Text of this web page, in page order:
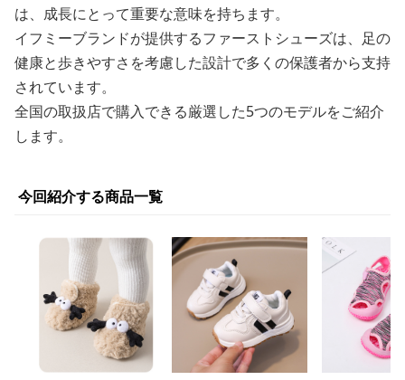
は、成長にとって重要な意味を持ちます。
イフミーブランドが提供するファーストシューズは、足の
健康と歩きやすさを考慮した設計で多くの保護者から支持
されています。
全国の取扱店で購入できる厳選した5つのモデルをご紹介
します。
今回紹介する商品一覧